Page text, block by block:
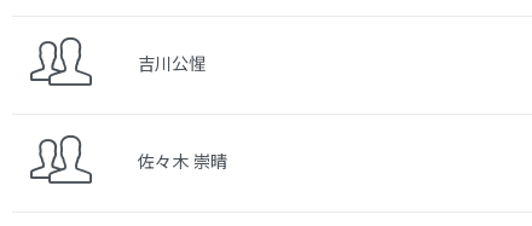
吉川公惺
佐々木 崇晴